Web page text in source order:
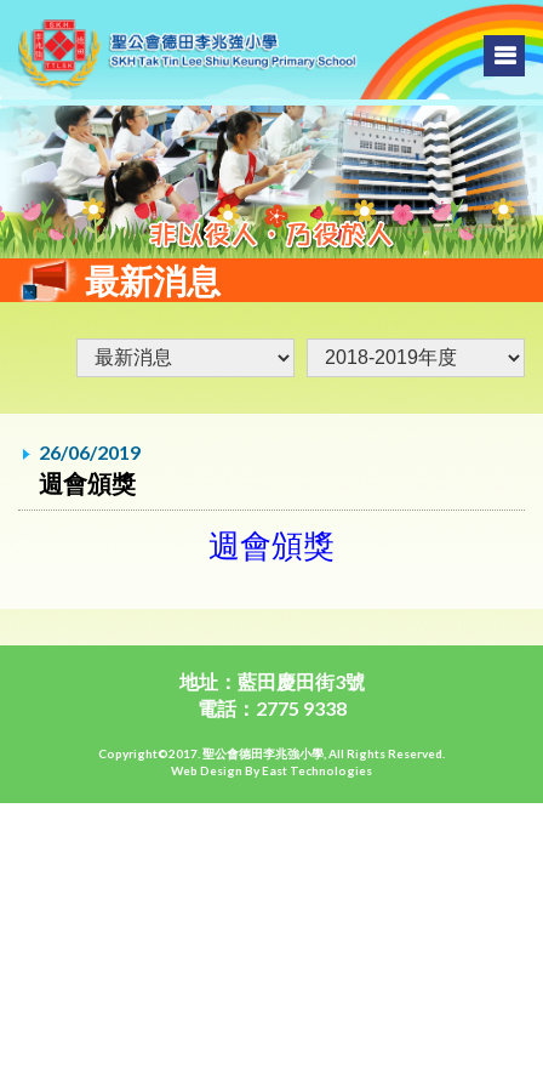
最新消息
26/06/2019
週會頒獎
週會頒獎
地址：藍田慶田街3號
電話：2775 9338
Copyright©2017. 聖公會德田李兆強小學, All Rights Reserved.
Web Design By East Technologies